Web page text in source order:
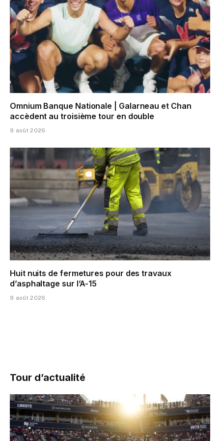
Omnium Banque Nationale | Galarneau et Chan
accèdent au troisième tour en double
9 août 2026
Huit nuits de fermetures pour des travaux
d’asphaltage sur l’A-15
9 août 2026
Tour d’actualité